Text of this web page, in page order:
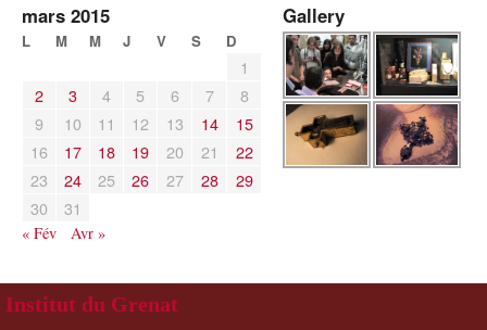
mars 2015
L M M J V S D
1
2
3 4 5 6 7
8
9
10 11 12 13 14
15
16
17 18 19 20 21
22
23
24 25 26 27 28
29
30
31
« Fév Avr »
Gallery
Institut du Grenat